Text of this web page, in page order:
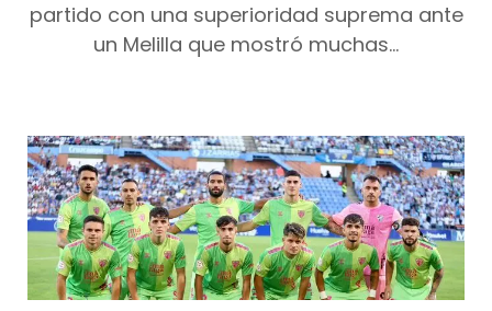
partido con una superioridad suprema ante
un Melilla que mostró muchas…